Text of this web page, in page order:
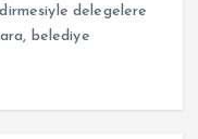
delegelere
belediye